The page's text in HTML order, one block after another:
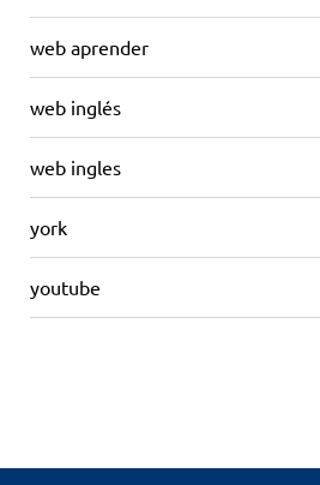
web aprender
web inglés
web ingles
york
youtube